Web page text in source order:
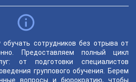
сотрудников без отрыва от
Предоставляем полный цикл
от подготовки специалистов
группового обучения. Берем
вопросы и бюрократию, чтобы